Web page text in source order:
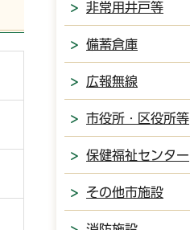
非常用井戸等
備蓄倉庫
広報無線
市役所・区役所等
保健福祉センター
その他市施設